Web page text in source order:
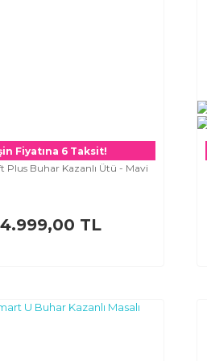
Fiyatına 6 Taksit!
Plus Buhar Kazanlı Ütü - Mavi
TL